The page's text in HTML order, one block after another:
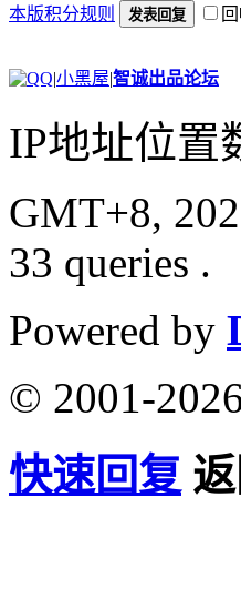
本版积分规则 发表回复
|小黑屋|智诚出品论坛
IP地址位置
GMT+8,
33 queries .
Powered by
© 2001-
快速回复